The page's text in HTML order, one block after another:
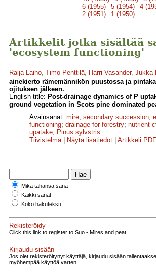
6 (1955)
5 (1954) 4
2 (1951)
1 (1950)
Artikkelit jotka sisältää
'ecosystem functioning'
Raija Laiho, Timo Penttilä, Harri Vasander, Jukka
ainekierto rämemännikön puustossa ja
ojituksen jälkeen.
English title: Post-drainage dynamics of P
ground vegetation in Scots pine dominated
Avainsanat: mire; secondary succession;
functioning; drainage for forestry; nutrient
upatake; Pinus sylvstris
Tiivistelmä| Näytä lisätiedot Artikkeli
Mikä tahansa sana
Kaikki sanat
Koko hakuteksti
Rekisteröidy
Click this link to register to Suo - Mires and peat.
Kirjaudu sisään
Jos olet rekisteröitynyt käyttäjä, kirjaudu sisään
myöhempää käyttöä varten.